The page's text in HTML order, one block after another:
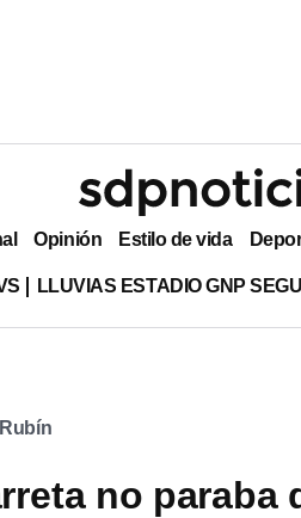
Opinión Estilo de vida
LLUVIAS ESTADIO GNP
no paraba